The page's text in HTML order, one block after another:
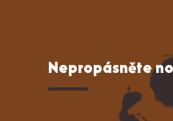
Nepropásněte